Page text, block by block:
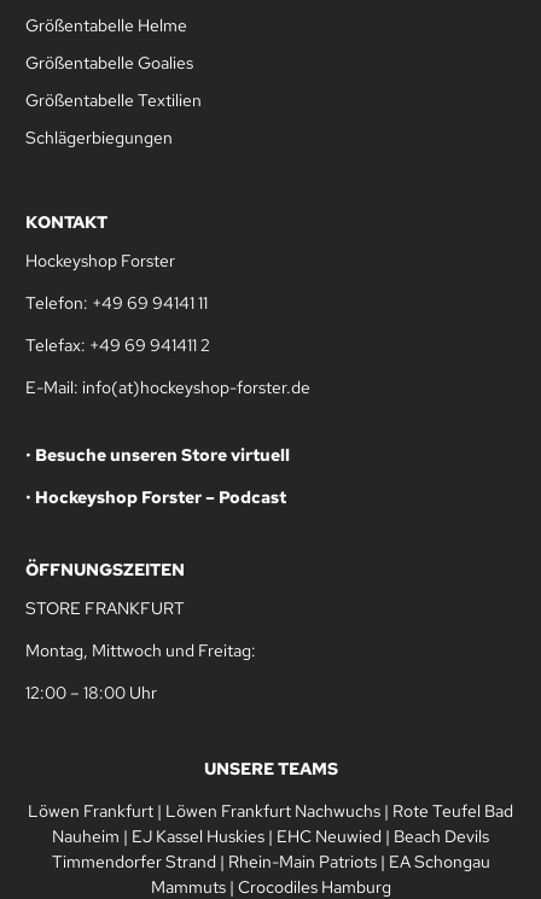
Größentabelle Helme
Größentabelle Goalies
Größentabelle Textilien
Schlägerbiegungen
KONTAKT
Hockeyshop Forster
Telefon: +49 69 94141 11
Telefax: +49 69 941411 2
E-Mail: info(at)hockeyshop-forster.de
• Besuche unseren Store virtuell
• Hockeyshop Forster – Podcast
ÖFFNUNGSZEITEN
STORE FRANKFURT
Montag, Mittwoch und Freitag:
12:00 – 18:00 Uhr
UNSERE TEAMS
Löwen Frankfurt | Löwen Frankfurt Nachwuchs | Rote Teufel Bad
Nauheim | EJ Kassel Huskies | EHC Neuwied | Beach Devils
Timmendorfer Strand | Rhein-Main Patriots| EA Schongau
Mammuts| Crocodiles Hamburg